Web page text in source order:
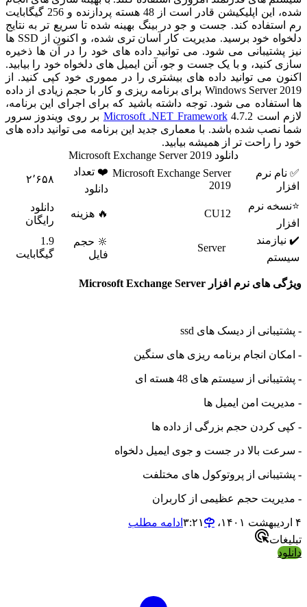
شده، این اپلیکیشن قادر است از 48 هسته پردازنده و 256 گیگابایت
رم استفاده کند. جست و جو در بینگ بهینه شده تا سریع تر به نتایج
دلخواه خود برسید. مدیریت کار آسان تری شده، و اکنون از SSD ها
نیز پشتیبانی می شود. می توانید داده های خود را در آن ها ذخیره
سازی کنید، و با یک جست و جو، آنن ایمیل های دلخواه خود را بیابید.
اکنون می توانید داده های بیشتری را در مموری خود کپی کنید. از
Windows Server 2019 برای برنامه ریزی و کار با حجم زیادی از داده
ها استفاده می شود. توجه داشته باشید که برای اجرای این برنامه،
لازم است
Microsoft .NET Framework 4.7.2 بر روی ویندوز سرور
شما نصب شده باشد. با معماری جدید این برنامه می توانید داده های
خود را راحت تر از همیشه بیابید.
دانلود Microsoft Exchange Server 2019
✅ نام نرم
افزار
Microsoft Exchange Server
2019
❤️ تعداد
دانلود
۲٬۶۵۸
⭐نسخه نرم
افزار
CU12 🔥 هزینه
دانلود
رایگان
✔️ نیازمند
سیستم
Server
🔆 حجم
فایل
1.9
گیگابایت
ویژگی های نرم افزار Microsoft Exchange Server
- پشتیبانی از دیسک های ssd
- امکان انجام برنامه ریزی های سنگین
- پشتیبانی از سیستم های 48 هسته ای
- مدیریت امن ایمیل ها
- کپی کردن حجم بزرگی از داده ها
- سرعت بالا در جست و جوی ایمیل دلخواه
- پشتیبانی از پروتوکول های مختلفت
- مدیریت حجم عظیمی از کاربران
۴ اردیبهشت ۱۴۰۱،‏ ۳:۲۱
ادامه مطلب
تبلیغات
دانلود